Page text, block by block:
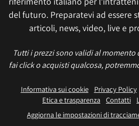
del futuro. Preparatevi ad essere
articoli, news, video, live e
Tutti i prezzi sono validi al momento
fai click o acquisti qualcosa,
Informativa sui cookie Privacy Policy
Etica e trasparenza Contatti
Aggiorna le impostazioni di